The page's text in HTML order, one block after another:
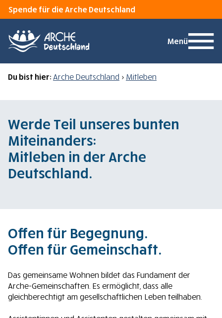
Spende für die Arche Deutschland
Menü
Du bist hier: Arche Deutschland > Mitleben
Werde Teil unseres bunten
Miteinanders:
Mitleben in der Arche
Deutschland.
Offen für Begegnung.
Offen für Gemeinschaft.
Das gemeinsame Wohnen bildet das Fundament der
Arche-Gemeinschaften. Es ermöglicht, dass alle
gleichberechtigt am gesellschaftlichen Leben teilhaben.